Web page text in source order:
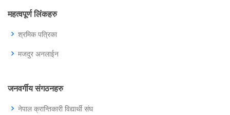
महत्वपूर्ण लिंकहरु
श्रमिक पत्रिका
मजदुर अनलाईन
जनवर्गीय संगठनहरु
नेपाल क्रान्तिकारी विद्यार्थी संघ